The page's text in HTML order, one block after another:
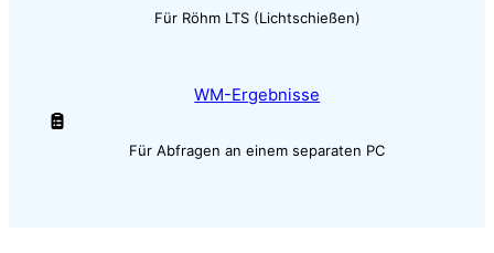
Für Röhm LTS (Lichtschießen)
WM-Ergebnisse
Für Abfragen an einem separaten PC